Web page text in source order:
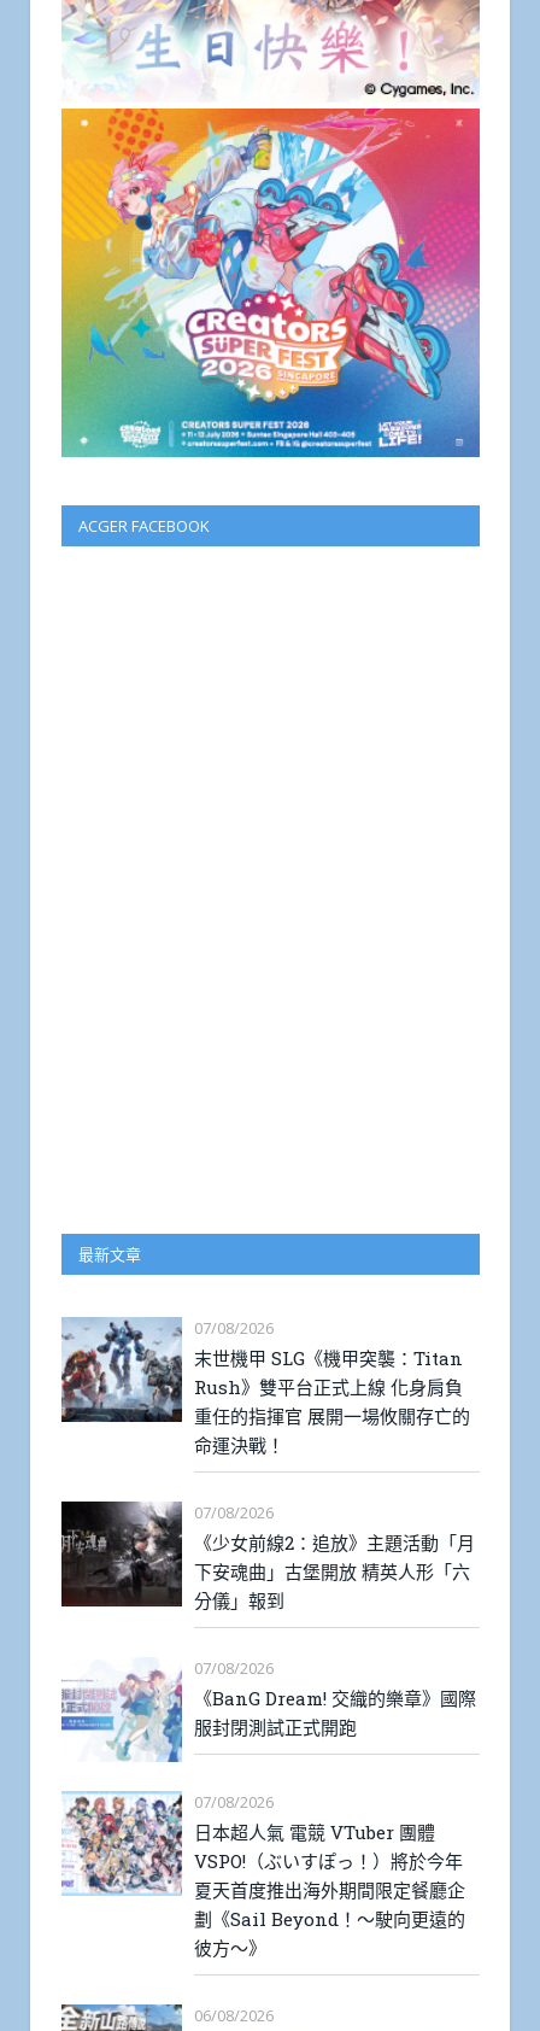
ACGER FACEBOOK
最新文章
07/08/2026
末世機甲 SLG《機甲突襲：Titan
Rush》雙平台正式上線 化身肩負
重任的指揮官 展開一場攸關存亡的
命運決戰！
07/08/2026
《少女前線2：追放》主題活動「月
下安魂曲」古堡開放 精英人形「六
分儀」報到
07/08/2026
《BanG Dream! 交織的樂章》國際
服封閉測試正式開跑
07/08/2026
日本超人氣 電競 VTuber 團體
VSPO!（ぶいすぽっ！）將於今年
夏天首度推出海外期間限定餐廳企
劃《Sail Beyond！～駛向更遠的
彼方～》
06/08/2026